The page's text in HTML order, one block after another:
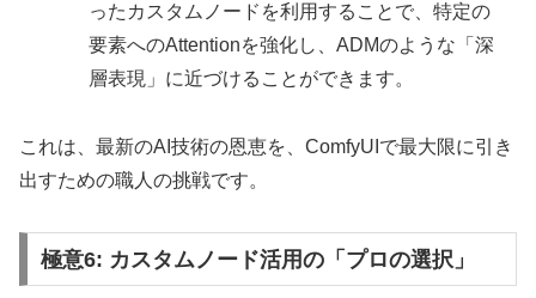
ったカスタムノードを利用することで、特定の
要素へのAttentionを強化し、ADMのような「深
層表現」に近づけることができます。
これは、最新のAI技術の恩恵を、ComfyUIで最大限に引き
出すための職人の挑戦です。
極意6: カスタムノード活用の「プロの選択」